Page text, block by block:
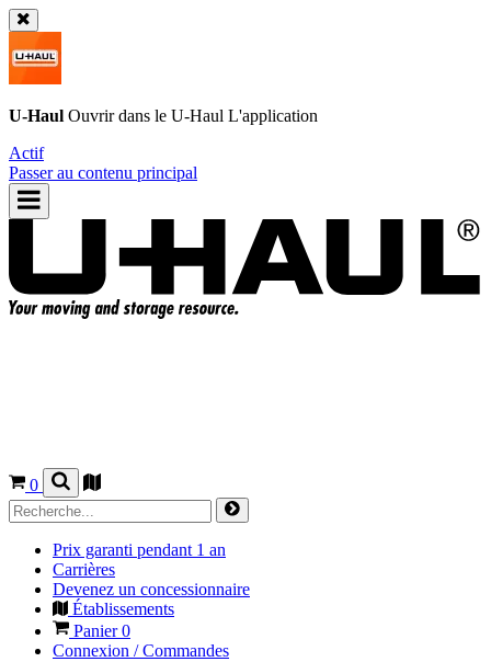
U-Haul Ouvrir dans le U-Haul L'application
Actif
Passer au contenu principal
0
Prix garanti pendant 1 an
Carrières
Devenez un concessionnaire
Établissements
Panier0
Connexion / Commandes